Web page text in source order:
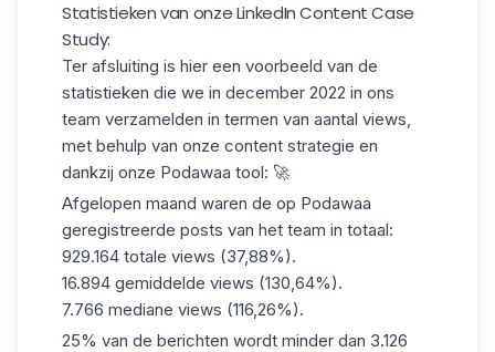
Statistieken van onze LinkedIn Content Case
Study:
Ter afsluiting is hier een voorbeeld van de
statistieken die we in december 2022 in ons
team verzamelden in termen van aantal views,
met behulp van onze content strategie en
dankzij onze Podawaa tool: 🚀
Afgelopen maand waren de op Podawaa
geregistreerde posts van het team in totaal:
929.164 totale views (37,88%).
16.894 gemiddelde views (130,64%).
7.766 mediane views (116,26%).
25% van de berichten wordt minder dan 3.126